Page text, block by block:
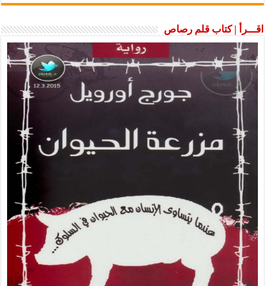
اقـــرأ | كتاب قلم رصاص